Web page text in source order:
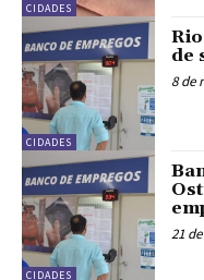
CIDADES
CIDADES
de
8 de
CIDADES
21